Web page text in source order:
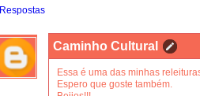
Respostas
Caminho Cultural
Essa é uma das minhas
Espero que goste também.